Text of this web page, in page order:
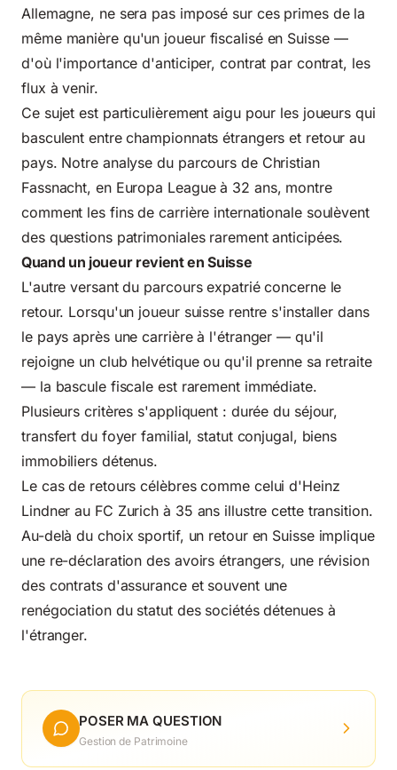
Allemagne, ne sera pas imposé sur ces primes de la
même manière qu'un joueur fiscalisé en Suisse —
d'où l'importance d'anticiper, contrat par contrat, les
flux à venir.
Ce sujet est particulièrement aigu pour les joueurs qui
basculent entre championnats étrangers et retour au
pays. Notre analyse du parcours de Christian
Fassnacht, en Europa League à 32 ans, montre
comment les fins de carrière internationale soulèvent
des questions patrimoniales rarement anticipées.
Quand un joueur revient en Suisse
L'autre versant du parcours expatrié concerne le
retour. Lorsqu'un joueur suisse rentre s'installer dans
le pays après une carrière à l'étranger — qu'il
rejoigne un club helvétique ou qu'il prenne sa retraite
— la bascule fiscale est rarement immédiate.
Plusieurs critères s'appliquent : durée du séjour,
transfert du foyer familial, statut conjugal, biens
immobiliers détenus.
Le cas de retours célèbres comme celui d'Heinz
Lindner au FC Zurich à 35 ans illustre cette transition.
Au-delà du choix sportif, un retour en Suisse implique
une re-déclaration des avoirs étrangers, une révision
des contrats d'assurance et souvent une
renégociation du statut des sociétés détenues à
l'étranger.
POSER MA QUESTION
Gestion de Patrimoine